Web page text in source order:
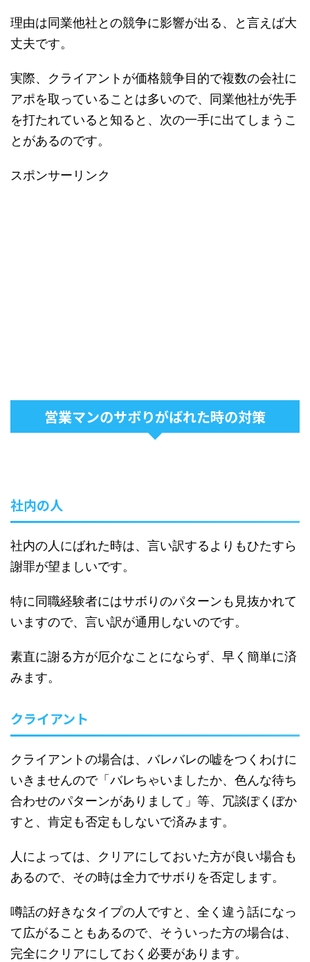
理由は同業他社との競争に影響が出る、と言えば大
丈夫です。
実際、クライアントが価格競争目的で複数の会社に
アポを取っていることは多いので、同業他社が先手
を打たれていると知ると、次の一手に出てしまうこ
とがあるのです。
スポンサーリンク
営業マンのサボりがばれた時の対策
社内の人
社内の人にばれた時は、言い訳するよりもひたすら
謝罪が望ましいです。
特に同職経験者にはサボりのパターンも見抜かれて
いますので、言い訳が通用しないのです。
素直に謝る方が厄介なことにならず、早く簡単に済
みます。
クライアント
クライアントの場合は、バレバレの嘘をつくわけに
いきませんので「バレちゃいましたか、色んな待ち
合わせのパターンがありまして」等、冗談ぽくぼか
すと、肯定も否定もしないで済みます。
人によっては、クリアにしておいた方が良い場合も
あるので、その時は全力でサボりを否定します。
噂話の好きなタイプの人ですと、全く違う話になっ
て広がることもあるので、そういった方の場合は、
完全にクリアにしておく必要があります。